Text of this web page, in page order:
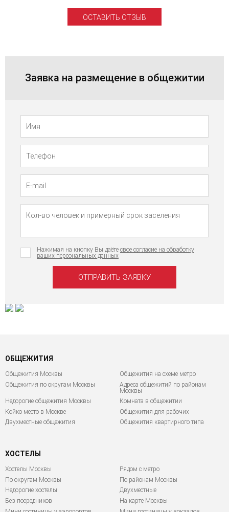
ОСТАВИТЬ ОТЗЫВ
Заявка на размещение в общежитии
Нажимая на кнопку Вы даёте свое согласие на обработку
ваших персональных данных
ОБЩЕЖИТИЯ
Общежития Москвы
Общежития на схеме метро
Общежития по округам Москвы
Адреса общежитий по районам
Москвы
Недорогие общежития Москвы
Комната в общежитии
Койко место в Москве
Общежития для рабочих
Двухместные общежития
Общежития квартирного типа
ХОСТЕЛЫ
Хостелы Москвы
По округам Москвы
Недорогие хостелы
Без посредников
Рядом с метро
По районам Москвы
Двухместные
На карте Москвы